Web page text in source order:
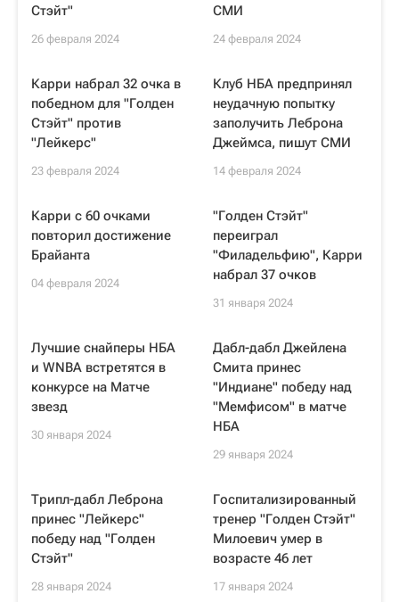
Стэйт"
26 февраля 2024
СМИ
24 февраля 2024
Карри набрал 32 очка в
победном для "Голден
Стэйт" против
"Лейкерс"
23 февраля 2024
Клуб НБА предпринял
неудачную попытку
заполучить Леброна
Джеймса, пишут СМИ
14 февраля 2024
Карри с 60 очками
повторил достижение
Брайанта
04 февраля 2024
"Голден Стэйт"
переиграл
"Филадельфию", Карри
набрал 37 очков
31 января 2024
Лучшие снайперы НБА
и WNBA встретятся в
конкурсе на Матче
звезд
30 января 2024
Дабл-дабл Джейлена
Смита принес
"Индиане" победу над
"Мемфисом" в матче
НБА
29 января 2024
Трипл-дабл Леброна
принес "Лейкерс"
победу над "Голден
Стэйт"
28 января 2024
Госпитализированный
тренер "Голден Стэйт"
Милоевич умер в
возрасте 46 лет
17 января 2024